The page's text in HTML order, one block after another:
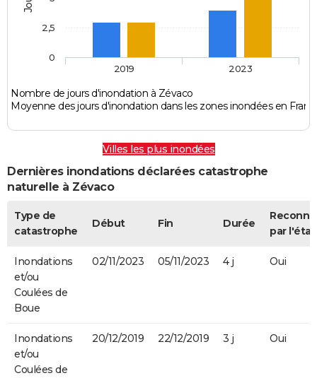
Nombre de jours d'inondation à Zévaco
Moyenne des jours d'inondation dans les zones inondées en
2019 2023
0
2,5
Villes les plus inondées
Dernières inondations déclarées catastrophe
naturelle à Zévaco
Type de
catastrophe
Début Fin Durée
par l'état
Inondations
et/ou
Coulées de
Boue
02/11/2023 05/11/2023 4 j Oui
Inondations
et/ou
Coulées de
20/12/2019 22/12/2019 3 j Oui